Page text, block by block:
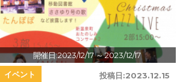
開催日:2023/12/17～ 2023/12/17
投稿日:2023.12.15
イベント